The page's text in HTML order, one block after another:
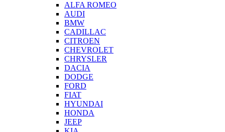
ALFA ROMEO
AUDI
BMW
CADILLAC
CITROEN
CHEVROLET
CHRYSLER
DACIA
DODGE
FORD
FIAT
HYUNDAI
HONDA
JEEP